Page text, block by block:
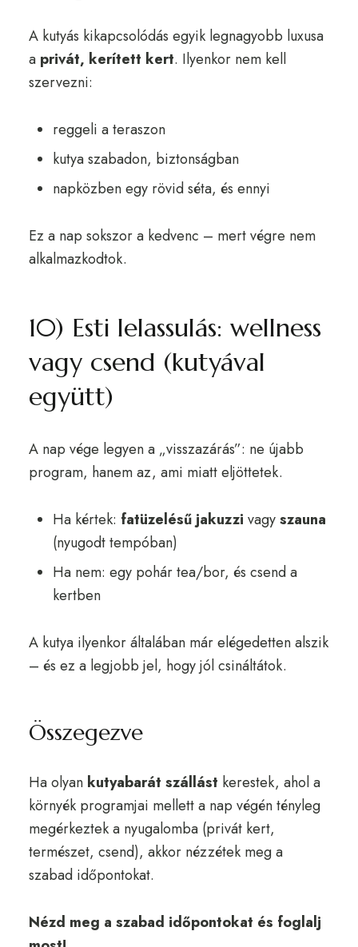
A kutyás kikapcsolódás egyik legnagyobb luxusa
a privát, kerített kert. Ilyenkor nem kell
szervezni:
reggeli a teraszon
kutya szabadon, biztonságban
napközben egy rövid séta, és ennyi
Ez a nap sokszor a kedvenc – mert végre nem
alkalmazkodtok.
10) Esti lelassulás: wellness
vagy csend (kutyával
együtt)
A nap vége legyen a „visszazárás”: ne újabb
program, hanem az, ami miatt eljöttetek.
Ha kértek: fatüzelésű jakuzzi vagyszauna
(nyugodt tempóban)
Ha nem: egy pohár tea/bor, és csend a
kertben
A kutya ilyenkor általában már elégedetten alszik
– és ez a legjobb jel, hogy jól csináltátok.
Összegezve
Ha olyan kutyabarát szállást kerestek, ahol a
környék programjai mellett a nap végén tényleg
megérkeztek a nyugalomba (privát kert,
természet, csend), akkor nézzétek meg a
szabad időpontokat.
Nézd meg a szabad időpontokat és foglalj